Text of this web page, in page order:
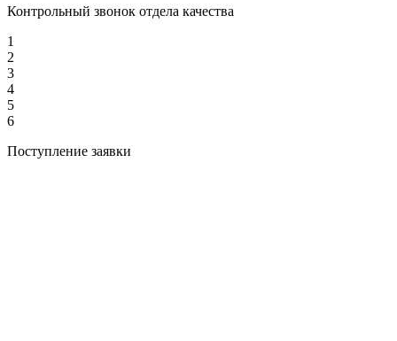
Контрольный звонок отдела качества
1
2
3
4
5
6
Поступление заявки